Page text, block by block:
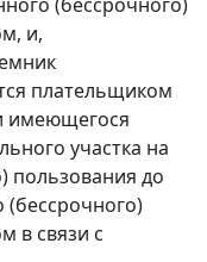
и,
плательщиком
имеющегося
участка на
пользования до
в связи с